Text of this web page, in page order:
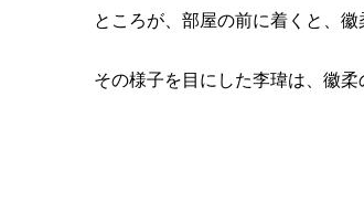
ところが、部屋の前に着くと、
その様子を目にした李瑋は、徽